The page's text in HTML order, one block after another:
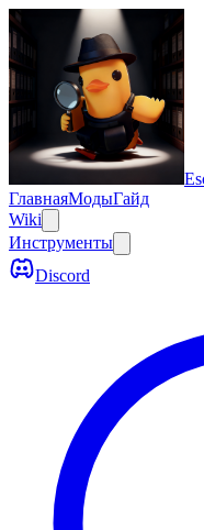
ГлавнаяМодыГайд
Wiki
Инструменты
Discord